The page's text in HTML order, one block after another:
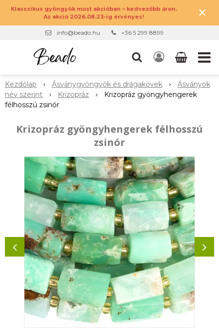
Klasszikus gyöngyök most akcióban – kedvezőbb áron.
Az akció 2026.08.23-ig érvényes!
×
info@beado.hu +36 5 299 8899
Kezdőlap Ásványgyöngyök és drágakövek
Ásványok
név szerint
Krizopráz
Krizopráz gyöngyhengerek
félhosszú zsinór
Krizopráz gyöngyhengerek félhosszú
zsinór